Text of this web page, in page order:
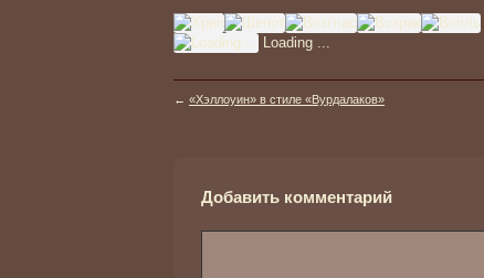
Loading ...
← «Хэллоуин» в стиле «Вурдалаков»
Добавить комментарий